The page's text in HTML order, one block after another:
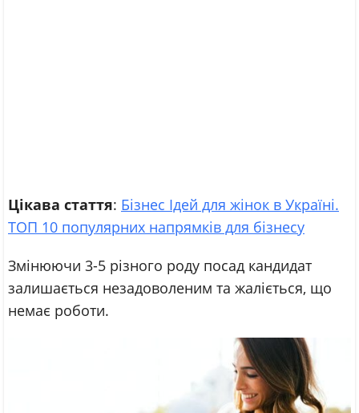
Цікава стаття: Бізнес Ідей для жінок в Україні.
ТОП 10 популярних напрямків для бізнесу
Змінюючи 3-5 різного роду посад кандидат
залишається незадоволеним та жаліється, що
немає роботи.